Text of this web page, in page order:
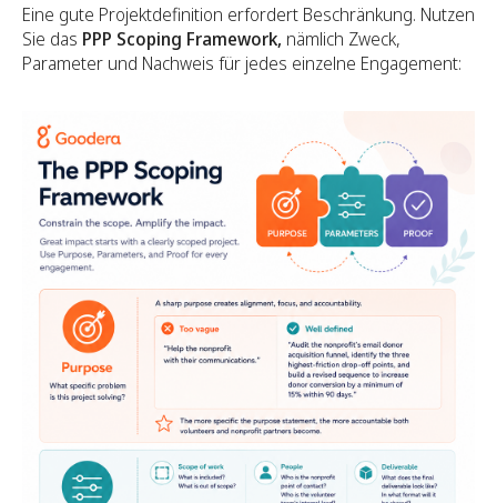
Eine gute Projektdefinition erfordert Beschränkung. Nutzen
Sie das PPP Scoping Framework, nämlich Zweck,
Parameter und Nachweis für jedes einzelne Engagement: